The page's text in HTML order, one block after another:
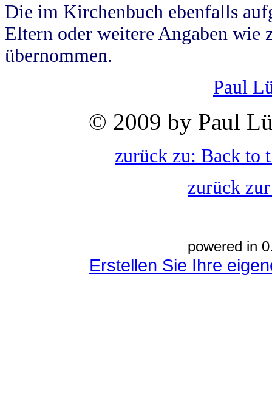
Die im Kirchenbuch ebenfalls
Eltern oder weitere Angaben wie
übernommen.
Paul
© 2009 by Paul
zurück zu: Back to
zurück
powered in
Erstellen Sie Ihre